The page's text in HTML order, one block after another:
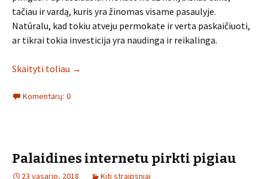
tačiau ir vardą, kuris yra žinomas visame pasaulyje.
Natūralu, kad tokiu atveju permokate ir verta paskaičiuoti,
ar tikrai tokia investicija yra naudinga ir reikalinga.
Skaityti toliau →
Komentarų: 0
Palaidines internetu pirkti pigiau
23 vasario, 2018 Kiti straipsniai